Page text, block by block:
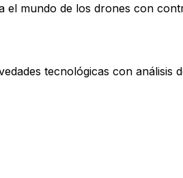
el mundo de los drones con
tecnológicas con